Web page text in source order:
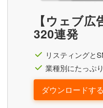
【ウェブ広
320連発
リスティングと
業種別にたっぷ
ダウンロードする